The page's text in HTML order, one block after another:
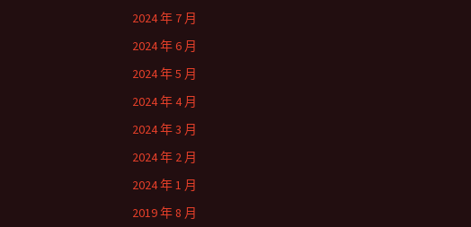
2024 年 7 月
2024 年 6 月
2024 年 5 月
2024 年 4 月
2024 年 3 月
2024 年 2 月
2024 年 1 月
2019 年 8 月